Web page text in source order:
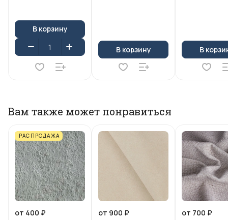
В корзину
В корзину В
Вам также может понравиться
РАСПРОДАЖА
от 400 ₽
от 900 ₽
от 700 ₽